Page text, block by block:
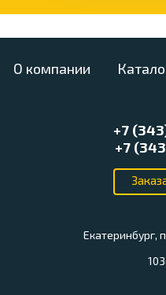
О компании
+7
+7
Екатеринбург,